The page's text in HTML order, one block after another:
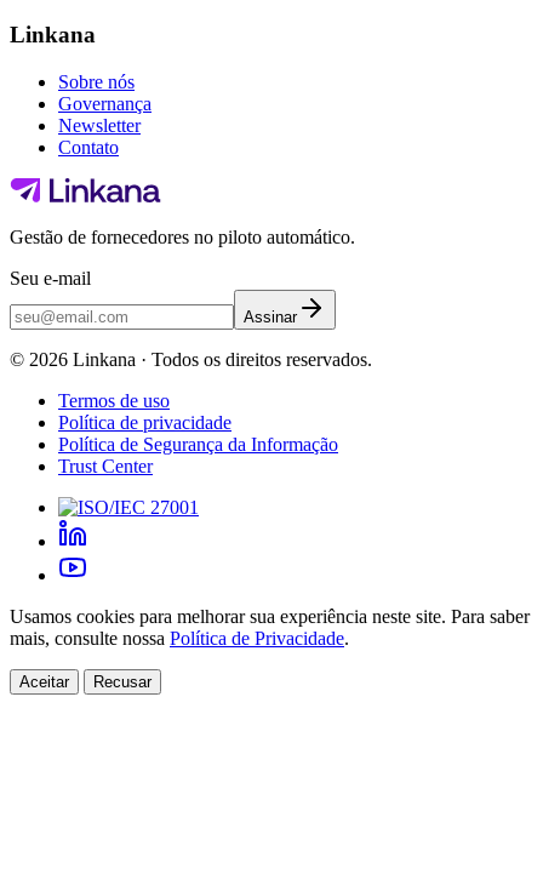
Linkana
Sobre nós
Governança
Newsletter
Contato
Gestão de fornecedores no piloto automático.
Seu e-mail
Assinar
© 2026 Linkana · Todos os direitos reservados.
Termos de uso
Política de privacidade
Política de Segurança da Informação
Trust Center
Usamos cookies para melhorar sua experiência neste site. Para saber
mais, consulte nossa Política de Privacidade.
Aceitar Recusar